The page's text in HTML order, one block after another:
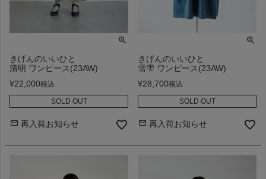
きげんのいいひと
清明 ワンピース(23AW)
¥22,000税込
SOLD OUT
再入荷お知らせ
きげんのいいひと
雪雫 ワンピース(23AW)
¥28,700税込
SOLD OUT
再入荷お知らせ